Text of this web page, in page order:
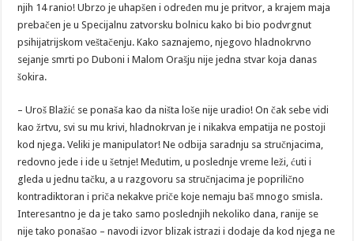
njih 14 ranio! Ubrzo je uhapšen i određen mu je pritvor, a krajem maja
prebačen je u Specijalnu zatvorsku bolnicu kako bi bio podvrgnut
psihijatrijskom veštačenju. Kako saznajemo, njegovo hladnokrvno
sejanje smrti po Duboni i Malom Orašju nije jedna stvar koja danas
šokira.
– Uroš Blažić se ponaša kao da ništa loše nije uradio! On čak sebe vidi
kao žrtvu, svi su mu krivi, hladnokrvan je i nikakva empatija ne postoji
kod njega. Veliki je manipulator! Ne odbija saradnju sa stručnjacima,
redovno jede i ide u šetnje! Međutim, u poslednje vreme leži, ćuti i
gleda u jednu tačku, a u razgovoru sa stručnjacima je poprilično
kontradiktoran i priča nekakve priče koje nemaju baš mnogo smisla.
Interesantno je da je tako samo poslednjih nekoliko dana, ranije se
nije tako ponašao – navodi izvor blizak istrazi i dodaje da kod njega ne